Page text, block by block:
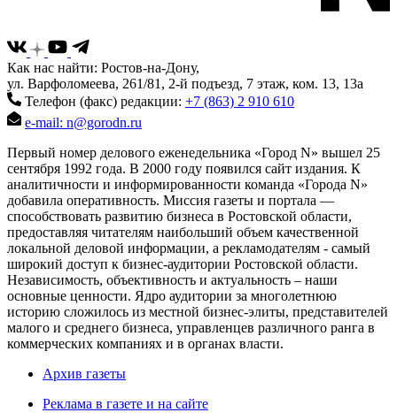
Как нас найти: Ростов-на-Дону,
ул. Варфоломеева, 261/81, 2-й подъезд, 7 этаж, ком. 13, 13а
Телефон (факс) редакции: +7 (863) 2 910 610
e-mail: n@gorodn.ru
Первый номер делового еженедельника «Город N» вышел 25
сентября 1992 года. В 2000 году появился сайт издания. К
аналитичности и информированности команда «Города N»
добавила оперативность. Миссия газеты и портала —
способствовать развитию бизнеса в Ростовской области,
предоставляя читателям наибольший объем качественной
локальной деловой информации, а рекламодателям - самый
широкий доступ к бизнес-аудитории Ростовской области.
Независимость, объективность и актуальность – наши
основные ценности. Ядро аудитории за многолетнюю
историю сложилось из местной бизнес-элиты, представителей
малого и среднего бизнеса, управленцев различного ранга в
коммерческих компаниях и в органах власти.
Архив газеты
Реклама в газете и на сайте